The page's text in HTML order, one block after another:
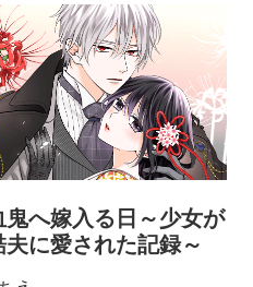
鬼へ嫁入る日～少女が
に愛された記録～